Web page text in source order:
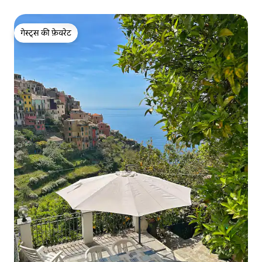
गेस्ट्स की फ़ेवरेट
गेस्ट्स की फ़ेवरेट